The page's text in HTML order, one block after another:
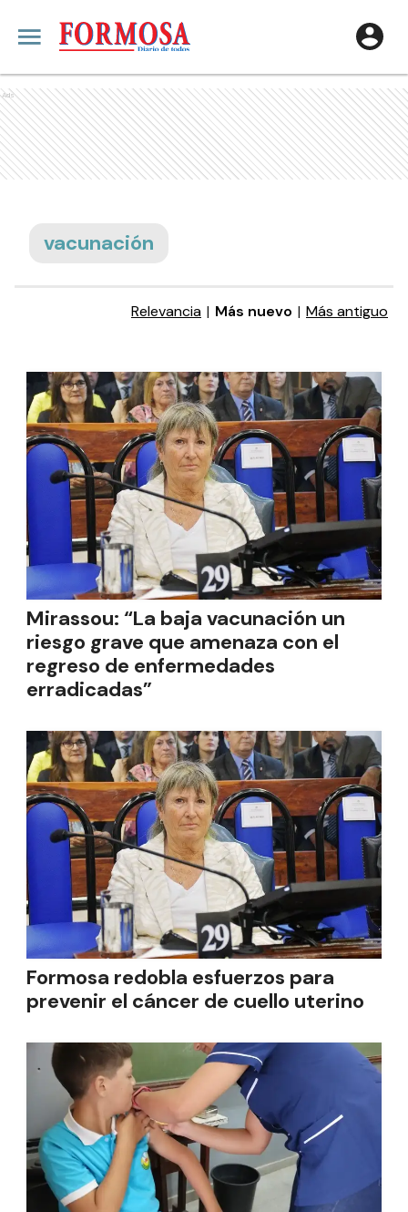
Ads
vacunación
Relevancia | Más nuevo | Más antiguo
Mirassou: “La baja vacunación un
riesgo grave que amenaza con el
regreso de enfermedades
erradicadas”
Formosa redobla esfuerzos para
prevenir el cáncer de cuello uterino